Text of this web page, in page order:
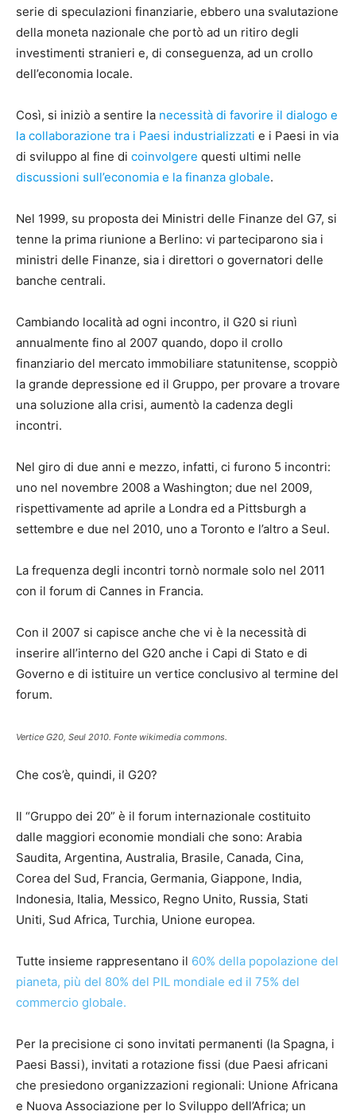
serie di speculazioni finanziarie, ebbero una svalutazione
della moneta nazionale che portò ad un ritiro degli
investimenti stranieri e, di conseguenza, ad un crollo
dell’economia locale.
Così, si iniziò a sentire la necessità di favorire il dialogo e
la collaborazione tra i Paesi industrializzati e i Paesi in via
di sviluppo al fine di coinvolgere questi ultimi nelle
discussioni sull’economia e la finanza globale.
Nel 1999, su proposta dei Ministri delle Finanze del G7, si
tenne la prima riunione a Berlino: vi parteciparono sia i
ministri delle Finanze, sia i direttori o governatori delle
banche centrali.
Cambiando località ad ogni incontro, il G20 si riunì
annualmente fino al 2007 quando, dopo il crollo
finanziario del mercato immobiliare statunitense, scoppiò
la grande depressione ed il Gruppo, per provare a trovare
una soluzione alla crisi, aumentò la cadenza degli
incontri.
Nel giro di due anni e mezzo, infatti, ci furono 5 incontri:
uno nel novembre 2008 a Washington; due nel 2009,
rispettivamente ad aprile a Londra ed a Pittsburgh a
settembre e due nel 2010, uno a Toronto e l’altro a Seul.
La frequenza degli incontri tornò normale solo nel 2011
con il forum di Cannes in Francia.
Con il 2007 si capisce anche che vi è la necessità di
inserire all’interno del G20 anche i Capi di Stato e di
Governo e di istituire un vertice conclusivo al termine del
forum.
Vertice G20, Seul 2010. Fonte wikimedia commons.
Che cos’è, quindi, il G20?
Il “Gruppo dei 20” è il forum internazionale costituito
dalle maggiori economie mondiali che sono: Arabia
Saudita, Argentina, Australia, Brasile, Canada, Cina,
Corea del Sud, Francia, Germania, Giappone, India,
Indonesia, Italia, Messico, Regno Unito, Russia, Stati
Uniti, Sud Africa, Turchia, Unione europea.
Tutte insieme rappresentano il 60% della popolazione del
pianeta, più del 80% del PIL mondiale ed il 75% del
commercio globale.
Per la precisione ci sono invitati permanenti (la Spagna, i
Paesi Bassi), invitati a rotazione fissi (due Paesi africani
che presiedono organizzazioni regionali: Unione Africana
e Nuova Associazione per lo Sviluppo dell’Africa; un